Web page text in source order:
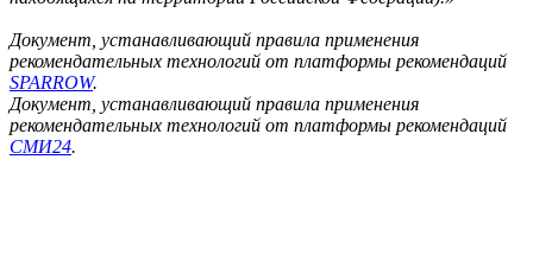
Документ, устанавливающий правила применения
рекомендательных технологий от платформы рекомендаций
SPARROW.
Документ, устанавливающий правила применения
рекомендательных технологий от платформы рекомендаций
СМИ24.